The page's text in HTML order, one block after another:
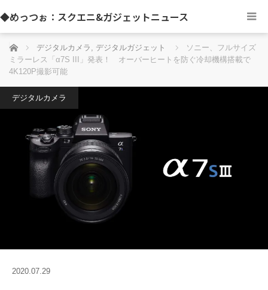
◆めっつぉ：スクエニ&ガジェットニュース
ホーム デジタルカメラ , デジタルガジェット
ソニー、フルサイズ
ミラーレス「α7S III」発表！ オーバーヒートを防ぐ冷却機構搭載で
4K120P撮影可能
デジタルカメラ
2020.07.29